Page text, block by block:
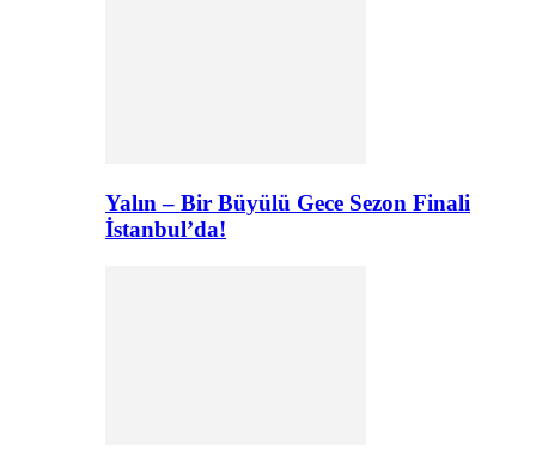
Yalın – Bir Büyülü Gece Sezon Finali
İstanbul’da!